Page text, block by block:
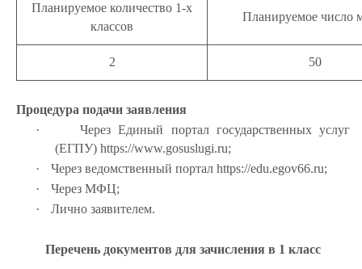
Планируемое количество 1-х
классов
Планируемое число
2 50
Процедура подачи заявления
·
Через Единый портал государственных услуг
(ЕГПУ) https://www.gosuslugi.ru;
·
Через ведомственный портал https://edu.egov66.ru;
·
Через МФЦ;
·
Лично заявителем.
Перечень документов для зачисления в 1 класс